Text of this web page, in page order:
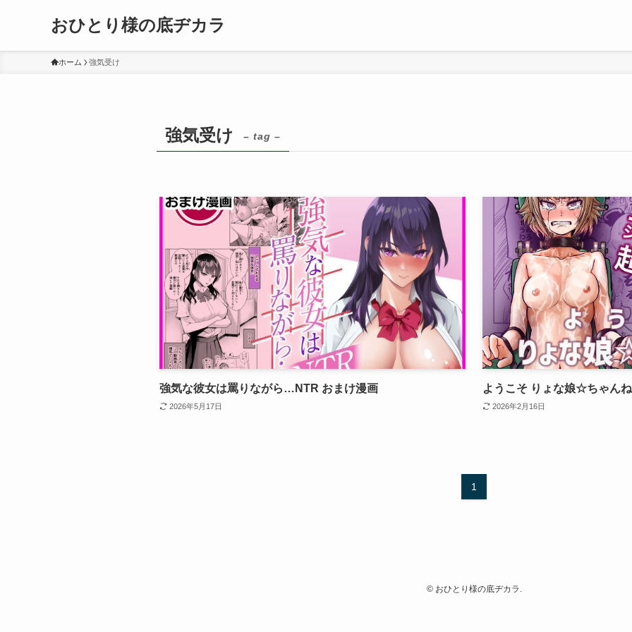
おひとり様の底ヂカラ
ホーム 強気受け
強気受け – tag –
強気な彼女は罵りながら…NTR おまけ漫画
2026年5月17日
ようこそ りょな娘☆ちゃん
2026年2月16日
1
©おひとり様の底ヂカラ.